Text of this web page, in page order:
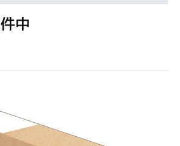
件中